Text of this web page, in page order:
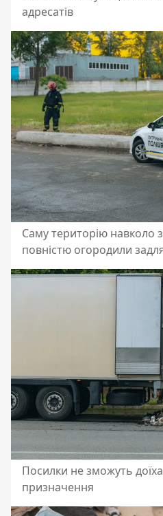
адресатів
Саму територію навколо
повністю огородили
Посилки не зможуть
призначення